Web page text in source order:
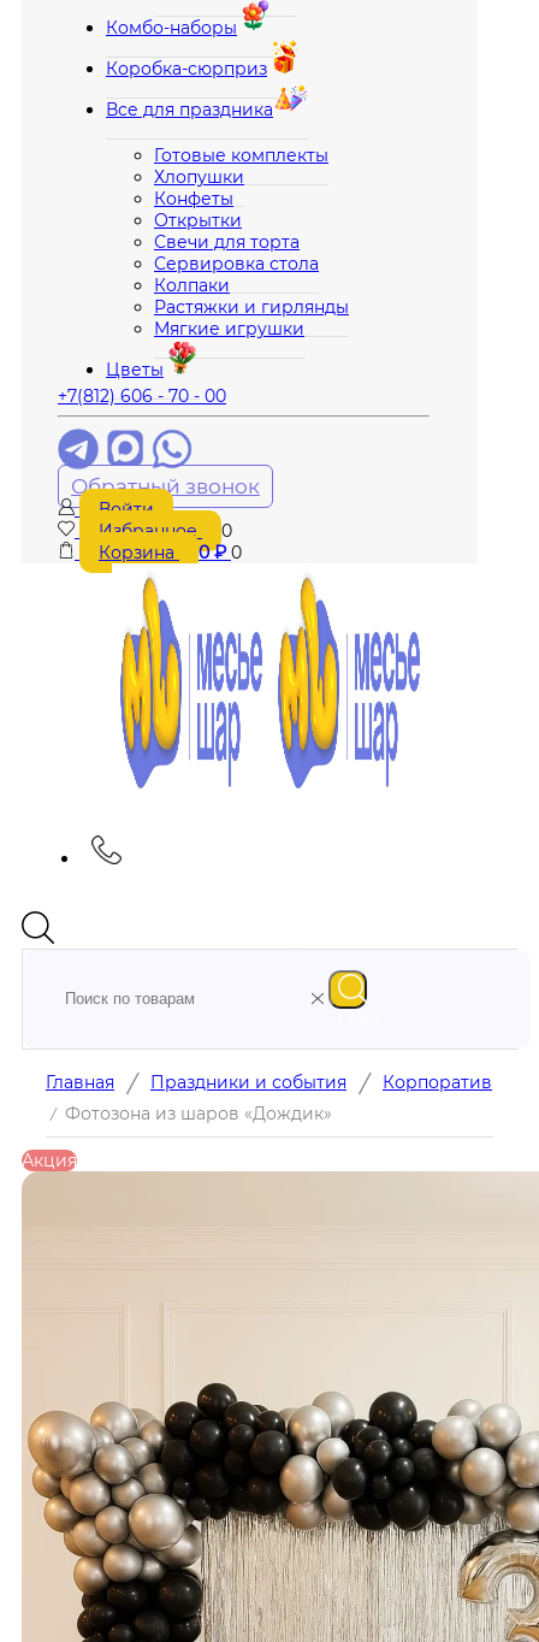
Комбо-наборы
Коробка-сюрприз
Все для праздника
Готовые комплекты
Хлопушки
Конфеты
Открытки
Свечи для торта
Сервировка стола
Колпаки
Растяжки и гирлянды
Мягкие игрушки
Цветы
+7(812) 606 - 70 - 00
Обратный звонок
Войти
Избранное
0
Корзина
0₽ 0
Главная / Праздники и события / Корпоратив
/ Фотозона из шаров «Дождик»
Акция